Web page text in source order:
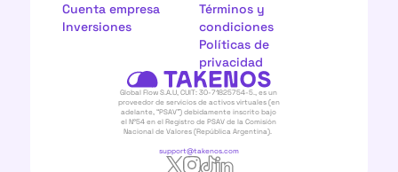
Global Flow S.A.U, CUIT: 30-71825754-5., es un
proveedor de servicios de activos virtuales (en
adelante, “PSAV”) debidamente inscrito bajo
el N°54 en el Registro de PSAV de la Comisión
Nacional de Valores (República Argentina).
support@takenos.com
Cuenta empresa
Inversiones
Términos y
condiciones
Políticas de
privacidad